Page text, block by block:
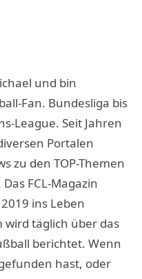
und bin
Fan. Bundesliga bis
League. Seit Jahren
Portalen
zu den TOP-Themen
FCL-Magazin
ins Leben
wird täglich über das
berichtet. Wenn
hast, oder